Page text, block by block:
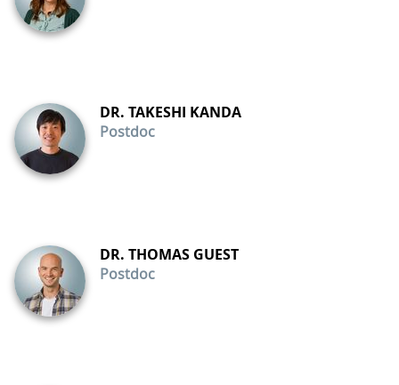
DR. TAKESHI KANDA
Postdoc
DR. THOMAS GUEST
Postdoc